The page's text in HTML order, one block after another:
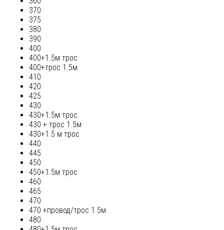
370
375
380
390
400
400+1.5м трос
400+трос 1.5м
410
420
425
430
430+1.5м трос
430 + трос 1.5м
430+1.5 м трос
440
445
450
450+1.5м трос
460
465
470
470 +провод/трос 1.5м
480